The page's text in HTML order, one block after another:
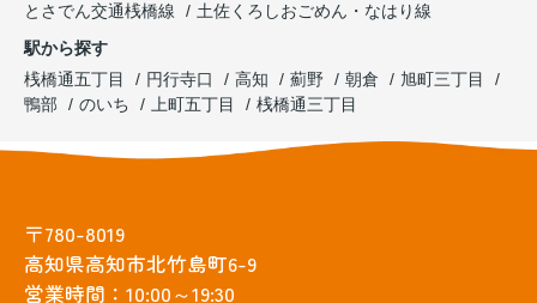
とさでん交通桟橋線
土佐くろしおごめん・なはり線
駅から探す
桟橋通五丁目
円行寺口 高知 薊野 朝倉
旭町三丁目
鴨部
のいち 上町五丁目 桟橋通三丁目
〒780-8019
高知県高知市北竹島町6-9
営業時間：10:00～19:30